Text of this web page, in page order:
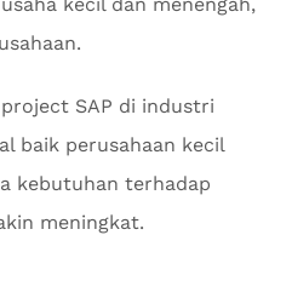
SAP di industri
baik perusahaan kecil
kebutuhan terhadap
meningkat.